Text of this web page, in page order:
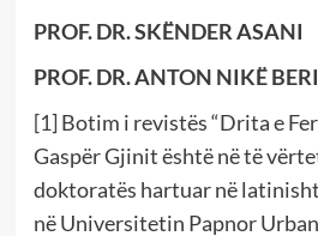
PROF. DR. SKËNDER ASANI
PROF. DR. ANTON NIKË
[1]Botim i revistës “Drita e
Gaspër Gjinit është në të
doktoratës hartuar në
në Universitetin Papnor